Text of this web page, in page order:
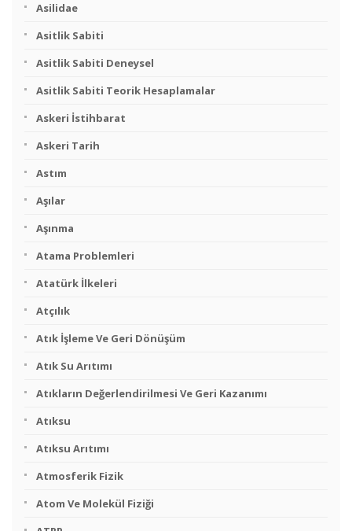
Asilidae
Asitlik Sabiti
Asitlik Sabiti Deneysel
Asitlik Sabiti Teorik Hesaplamalar
Askeri İstihbarat
Askeri Tarih
Astım
Aşılar
Aşınma
Atama Problemleri
Atatürk İlkeleri
Atçılık
Atık İşleme Ve Geri Dönüşüm
Atık Su Arıtımı
Atıkların Değerlendirilmesi Ve Geri Kazanımı
Atıksu
Atıksu Arıtımı
Atmosferik Fizik
Atom Ve Molekül Fiziği